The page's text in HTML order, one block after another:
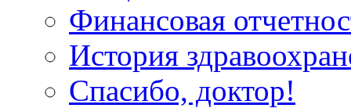
Финансовая
История
Спасибо, доктор!